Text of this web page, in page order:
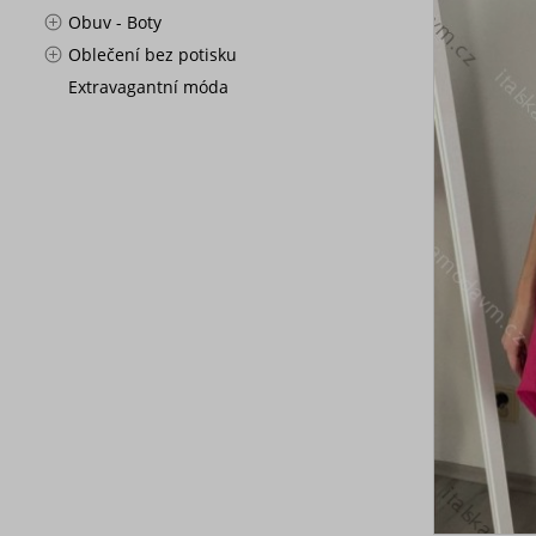
Obuv - Boty
Oblečení bez potisku
Extravagantní móda